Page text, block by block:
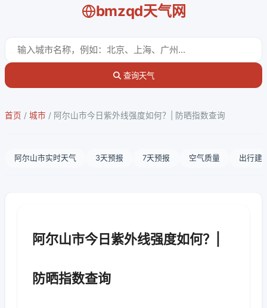
bmzqd天气网
查询天气
首页 / 城市 / 阿尔山市今日紫外线强度如何？| 防晒指数查询
阿尔山市实时天气 3天预报 7天预报 空气质量 出行建
阿尔山市今日紫外线强度如何？|
防晒指数查询